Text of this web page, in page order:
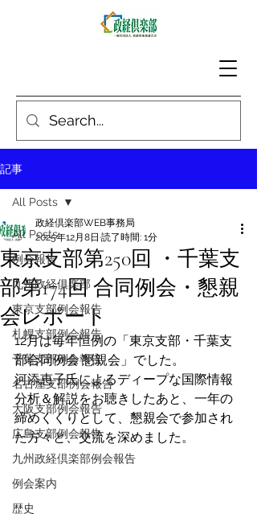
記事
All Posts
例会報告
九州政経俱楽部
東京支部例会報告
札幌支部例会報告
千葉支部例会報告
名古屋支部例会報告
大阪支部例会報告
広島支部例会報告
九州政経倶楽部例会報告
例会案内
歴史
All Posts
東京支部第250回 ・千葉支
部第174回 合同例会・懇親
会レポート
政経倶楽部WEB事務局
2025年12月8日 読了時間: 1分
12月は毎年恒例の「東京支部・千葉支
部合同例会 懇親会」でした。
河添恵子氏によるディープな国際情報
分析＆解説をお聴きしたあと、一年の
締めくくりとして、懇親会で参加され
た方々と、交流を深めました。